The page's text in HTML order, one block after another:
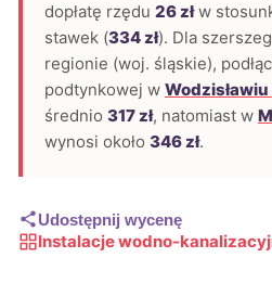
dopłatę rzędu 26 złw
stawek (334 zł). Dla
regionie (woj. śląskie),
podtynkowej w
średnio 317 zł, natomiast w
wynosi około 346 zł.
Udostępnij wycenę
Instalacje wodno-